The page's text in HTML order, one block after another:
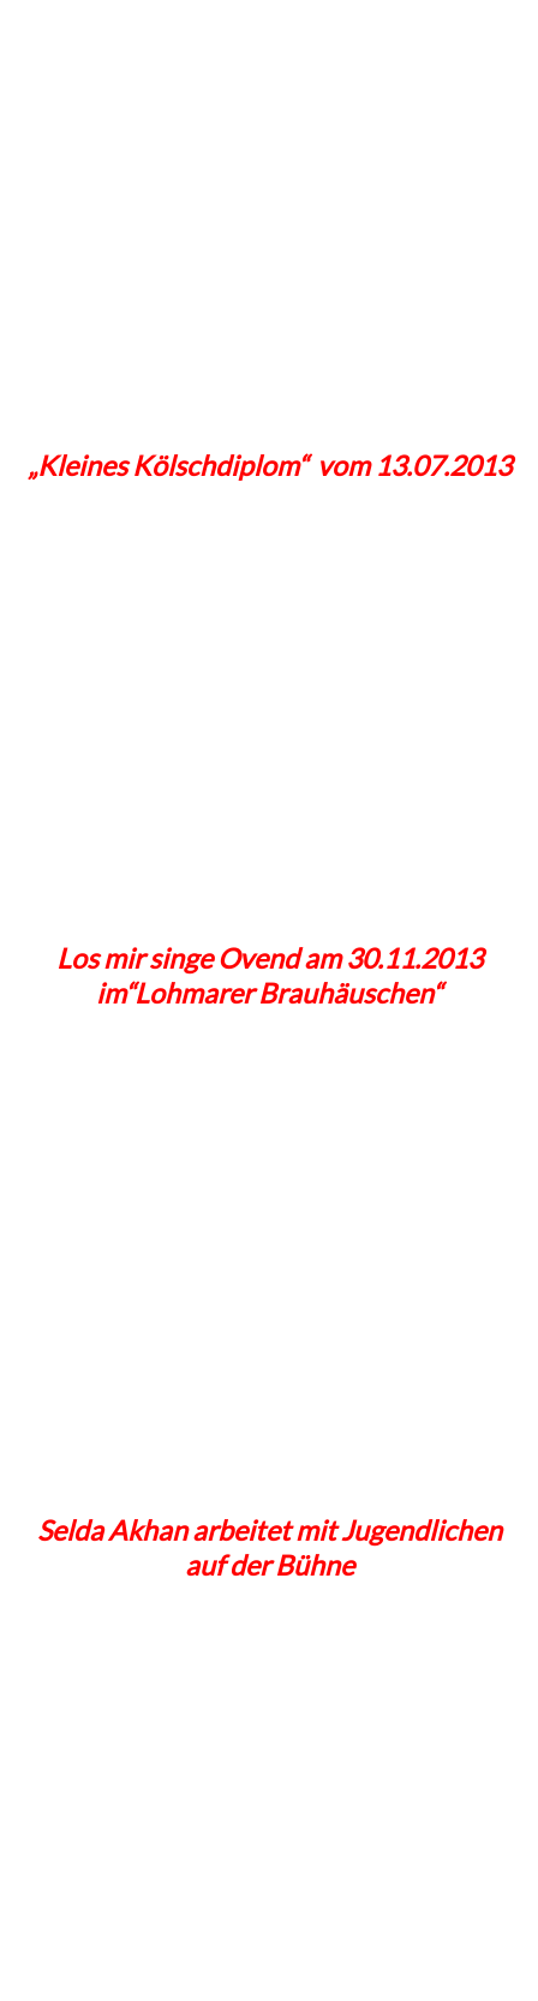
„Kleines Kölschdiplom“ vom 13.07.2013
Los mir singe Ovend am 30.11.2013
im“Lohmarer Brauhäuschen“
Selda Akhan arbeitet mit Jugendlichen
auf der Bühne